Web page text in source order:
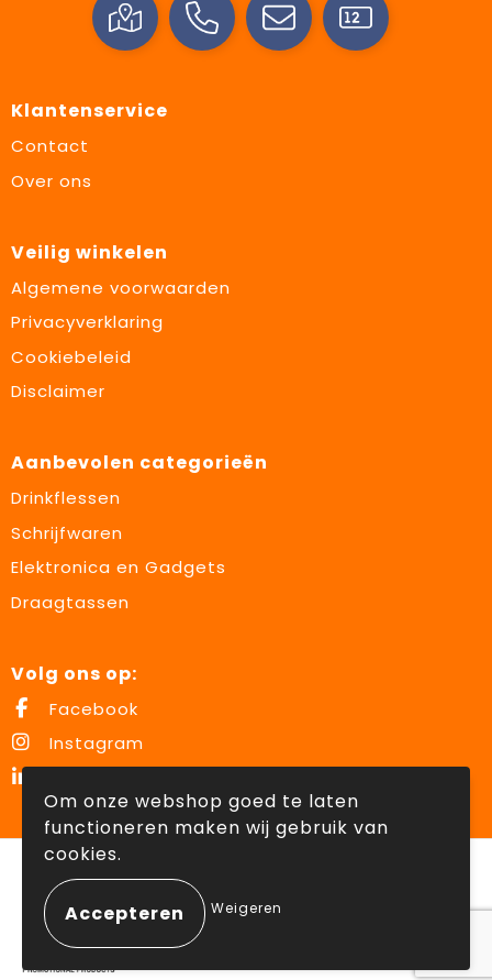
Klantenservice
Contact
Over ons
Veilig winkelen
Algemene voorwaarden
Privacyverklaring
Cookiebeleid
Disclaimer
Aanbevolen categorieën
Drinkflessen
Schrijfwaren
Elektronica en Gadgets
Draagtassen
Volg ons op:
Facebook
Instagram
© Copyright Lowette Gifts 2026
Om onze webshop goed te laten
functioneren maken wij gebruik van
cookies.
Weigeren